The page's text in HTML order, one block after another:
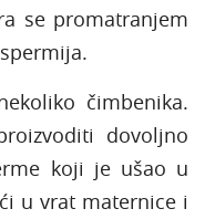
se promatranjem
čimbenika.
dovoljno
koji je ušao u
u vrat maternice i